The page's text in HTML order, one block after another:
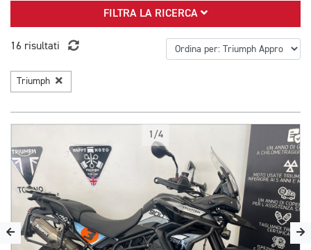
FILTRA LA RICERCA
16 risultati
Triumph
1/4